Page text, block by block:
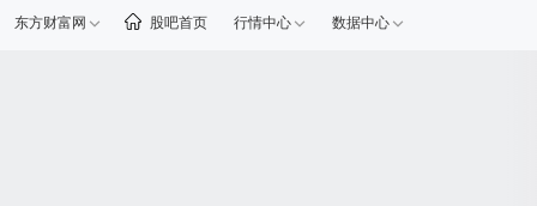
东方财富网 股吧首页 行情中心 数据中心